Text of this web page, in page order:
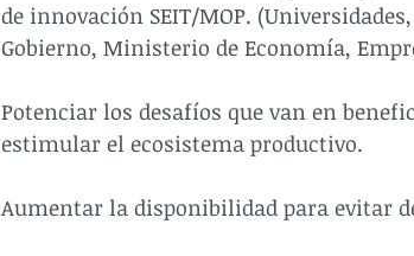
de innovación SEIT/MOP.
Gobierno, Ministerio de Economía,
Potenciar los desafíos que van en
estimular el ecosistema productivo.
Aumentar la disponibilidad para evitar